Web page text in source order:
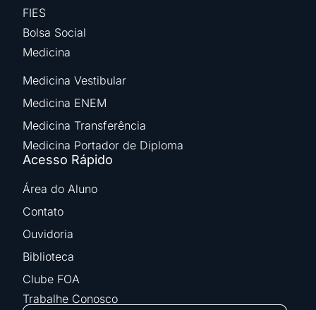
FIES
Bolsa Social
Medicina
Medicina Vestibular
Medicina ENEM
Medicina Transferência
Medicina Portador de Diploma
Acesso Rápido
Área do Aluno
Contato
Ouvidoria
Biblioteca
Clube FOA
Trabalhe Conosco